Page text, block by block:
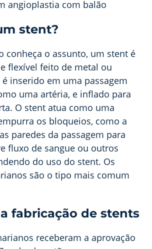
stent?
conheça o assunto, um stent é
flexível feito de metal ou
inserido em uma passagem
uma artéria, e inflado para
O stent atua como uma
os bloqueios, como a
paredes da passagem para
fluxo de sangue ou outros
do uso do stent. Os
são o tipo mais comum
fabricação de stents
receberam a aprovação